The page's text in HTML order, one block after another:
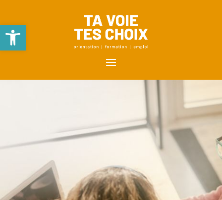
Ouvrir la barre d’outils